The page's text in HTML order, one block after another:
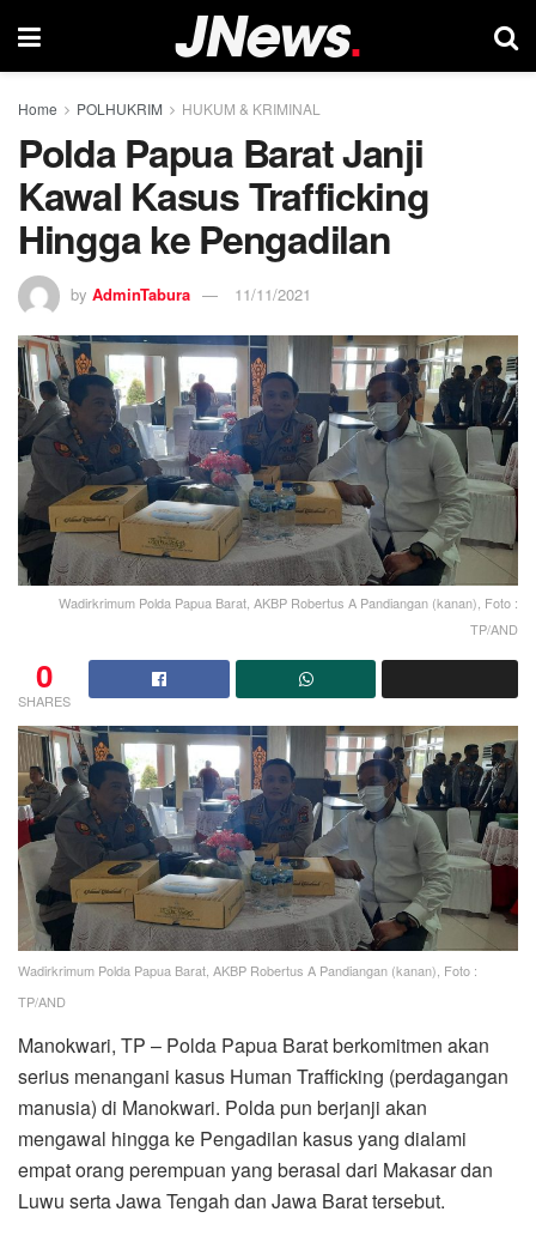
Home POLHUKRIM HUKUM & KRIMINAL
Polda Papua Barat Janji
Kawal Kasus Trafficking
Hingga ke Pengadilan
by AdminTabura 11/11/2021
Wadirkrimum Polda Papua Barat, AKBP Robertus A Pandiangan (kanan), Foto :
TP/AND
0
SHARES
Wadirkrimum Polda Papua Barat, AKBP Robertus A Pandiangan (kanan), Foto :
TP/AND
Manokwari, TP – Polda Papua Barat berkomitmen akan
serius menangani kasus Human Trafficking (perdagangan
manusia) di Manokwari. Polda pun berjanji akan
mengawal hingga ke Pengadilan kasus yang dialami
empat orang perempuan yang berasal dari Makasar dan
Luwu serta Jawa Tengah dan Jawa Barat tersebut.